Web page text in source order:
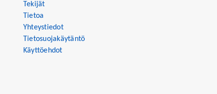
Tekijät
Tietoa
Yhteystiedot
Tietosuojakäytäntö
Käyttöehdot